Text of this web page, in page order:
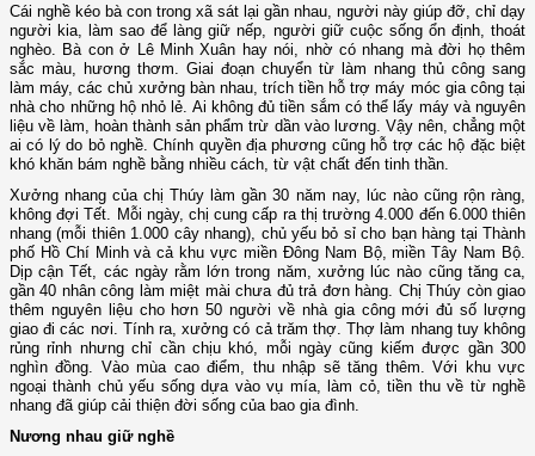
Cái nghề kéo bà con trong xã sát lại gần nhau, người này giúp đỡ, chỉ dạy
người kia, làm sao để làng giữ nếp, người giữ cuộc sống ổn định, thoát
nghèo. Bà con ở Lê Minh Xuân hay nói, nhờ có nhang mà đời họ thêm
sắc màu, hương thơm. Giai đoạn chuyển từ làm nhang thủ công sang
làm máy, các chủ xưởng bàn nhau, trích tiền hỗ trợ máy móc gia công tại
nhà cho những hộ nhỏ lẻ. Ai không đủ tiền sắm có thể lấy máy và nguyên
liệu về làm, hoàn thành sản phẩm trừ dần vào lương. Vậy nên, chẳng một
ai có lý do bỏ nghề. Chính quyền địa phương cũng hỗ trợ các hộ đặc biệt
khó khăn bám nghề bằng nhiều cách, từ vật chất đến tinh thần.
Xưởng nhang của chị Thúy làm gần 30 năm nay, lúc nào cũng rộn ràng,
không đợi Tết. Mỗi ngày, chị cung cấp ra thị trường 4.000 đến 6.000 thiên
nhang (mỗi thiên 1.000 cây nhang), chủ yếu bỏ sỉ cho bạn hàng tại Thành
phố Hồ Chí Minh và cả khu vực miền Đông Nam Bộ, miền Tây Nam Bộ.
Dịp cận Tết, các ngày rằm lớn trong năm, xưởng lúc nào cũng tăng ca,
gần 40 nhân công làm miệt mài chưa đủ trả đơn hàng. Chị Thúy còn giao
thêm nguyên liệu cho hơn 50 người về nhà gia công mới đủ số lượng
giao đi các nơi. Tính ra, xưởng có cả trăm thợ. Thợ làm nhang tuy không
rủng rỉnh nhưng chỉ cần chịu khó, mỗi ngày cũng kiếm được gần 300
nghìn đồng. Vào mùa cao điểm, thu nhập sẽ tăng thêm. Với khu vực
ngoại thành chủ yếu sống dựa vào vụ mía, làm cỏ, tiền thu về từ nghề
nhang đã giúp cải thiện đời sống của bao gia đình.
Nương nhau giữ nghề